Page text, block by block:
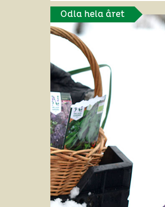
Odla hela året